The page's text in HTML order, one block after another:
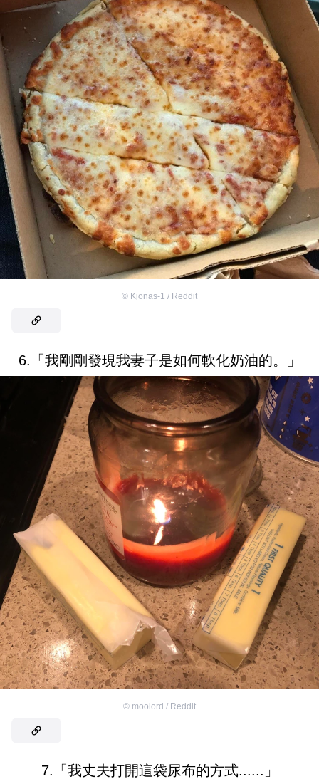
© Kjonas-1 / Reddit
6.「我剛剛發現我妻子是如何軟化奶油的。」
© moolord / Reddit
7.「我丈夫打開這袋尿布的方式......」